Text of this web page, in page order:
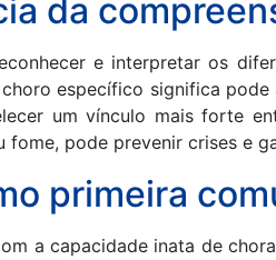
da
e interpretar os
específico significa
um vínculo mais forte
pode prevenir crises e
primeira
a capacidade inata de